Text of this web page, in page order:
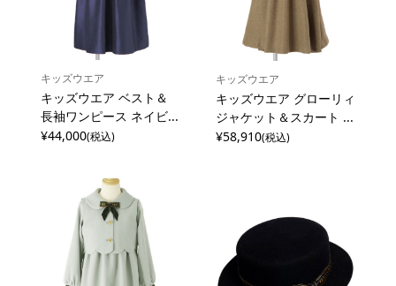
キッズウエア
キッズウエア ベスト＆
長袖ワンピース ネイビ...
¥44,000(税込)
キッズウエア
キッズウエア グローリィ
ジャケット＆スカート ...
¥58,910(税込)